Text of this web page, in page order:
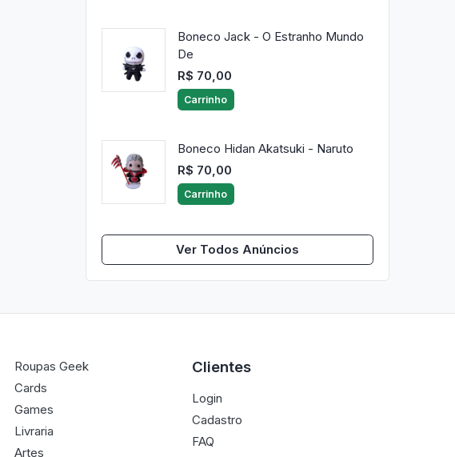
Boneco Jack - O Estranho Mundo
De
R$ 70,00
Carrinho
Boneco Hidan Akatsuki - Naruto
R$ 70,00
Carrinho
Ver Todos Anúncios
Roupas Geek
Cards
Games
Livraria
Artes
Clientes
Login
Cadastro
FAQ